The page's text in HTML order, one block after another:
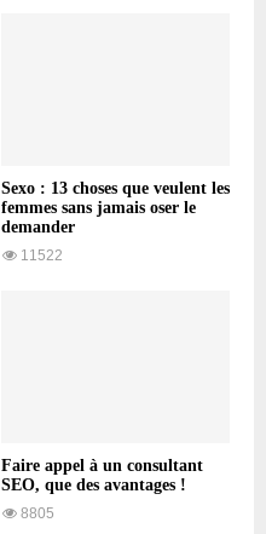
Sexo : 13 choses que veulent les
femmes sans jamais oser le
demander
11522
Faire appel à un consultant
SEO, que des avantages !
8805